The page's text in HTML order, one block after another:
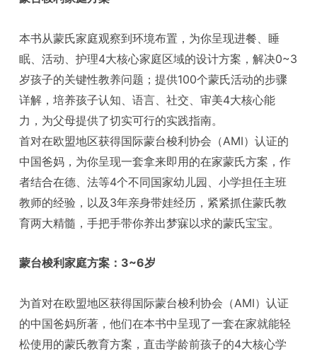
本书从蒙氏家庭观察到环境布置，为你呈现进餐、睡
眠、活动、护理4大核心家庭区域的设计方案，解决0~3
岁孩子的关键性教养问题；提供100个蒙氏活动的步骤
详解，培养孩子认知、语言、社交、审美4大核心能
力，为父母提供了切实可行的实践指南。
首对在欧盟地区获得国际蒙台梭利协会（AMI）认证的
中国爸妈，为你呈现一套拿来即用的在家蒙氏方案，作
者结合在德、法等4个不同国家幼儿园、小学担任主班
教师的经验，以及3年亲身带娃经历，紧紧抓住蒙氏教
育两大精髓，手把手带你养出梦寐以求的蒙氏宝宝。
蒙台梭利家庭方案：3~6岁
为首对在欧盟地区获得国际蒙台梭利协会（AMI）认证
的中国爸妈所著，他们在本书中呈现了一套在家就能轻
松使用的蒙氏教育方案，直击学龄前孩子的4大核心学